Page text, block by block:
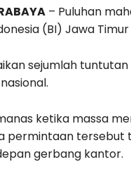
– Puluhan
(BI) Jawa
sejumlah
ketika massa
permintaan tersebut
gerbang kantor.